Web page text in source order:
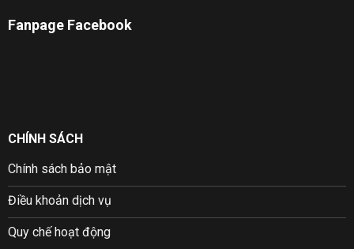
Fanpage Facebook
CHÍNH SÁCH
Chính sách bảo mật
Điều khoản dịch vụ
Quy chế hoạt động